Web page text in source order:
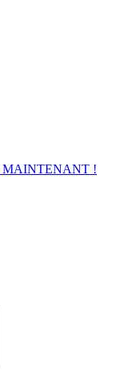
MAINTENANT !